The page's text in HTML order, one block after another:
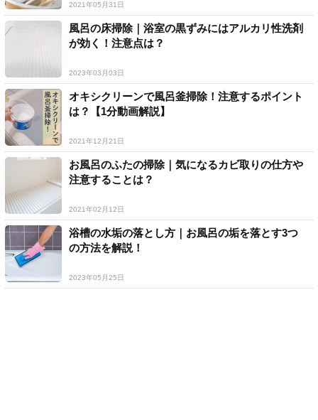
2021年05月31日
風呂の床掃除｜浴室の黒ずみにはアルカリ性洗剤
が効く！注意点は？
2023年03月03日
オキシクリーンで風呂釜掃除！注意するポイント
は？【1分動画解説】
2021年12月21日
お風呂のふたの掃除｜気になるカビ取りの仕方や
注意することは？
2021年02月12日
浴槽の水垢の落とし方｜お風呂の垢を落とす3つ
の方法を解説！
2023年05月25日